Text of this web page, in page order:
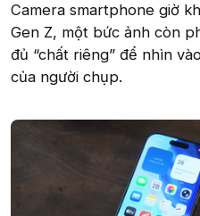
Camera smartphone giờ
Gen Z, một bức ảnh còn
đủ “chất riêng” để nhìn
của người chụp.